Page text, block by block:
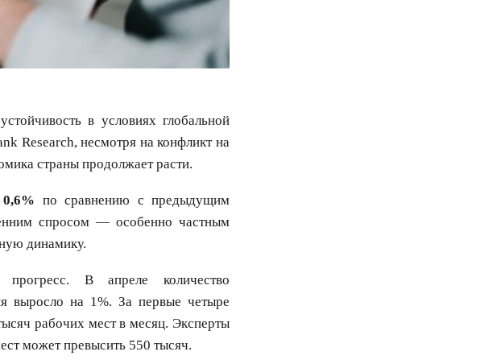
в условиях глобальной
Research, несмотря на конфликт на
страны продолжает расти.
0,6% по сравнению с предыдущим
спросом — особенно частным
динамику.
В апреле количество
выросло на 1%. За первые четыре
рабочих мест в месяц. Эксперты
может превысить 550 тысяч.